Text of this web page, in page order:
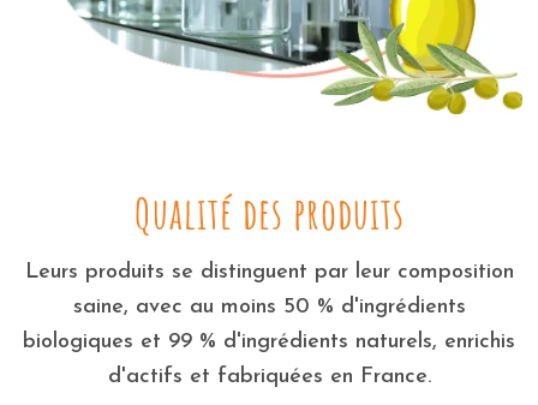
Qualité des produits
Leurs produits se distinguent par leur composition
saine, avec au moins 50 % d'ingrédients
biologiques et 99 % d'ingrédients naturels, enrichis
d'actifs et fabriquées en France.